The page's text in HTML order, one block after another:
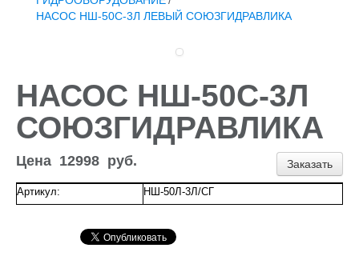
Доставка и оплата
НАСОС НШ-50С-3Л ЛЕВЫЙ СОЮЗГИДРАВЛИКА
НАСОС НШ-50С-3Л
СОЮЗГИДРАВЛИКА
Заказать
Цена 12998 руб.
Артикул: НШ-50Л-3Л/СГ